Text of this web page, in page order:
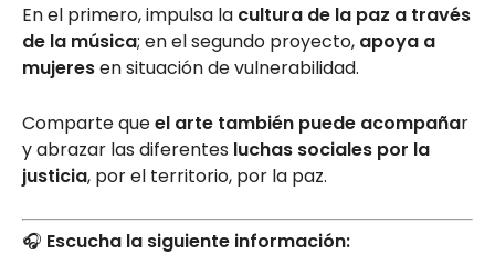
En el primero, impulsa la cultura de la paz a través
de la música; en el segundo proyecto, apoya a
mujeresen situación de vulnerabilidad.
Comparte queel arte también puede acompañar
y abrazar las diferentes luchas sociales por la
justicia, por el territorio, por la paz.
🎧 Escucha la siguiente información: